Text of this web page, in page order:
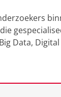
Data,